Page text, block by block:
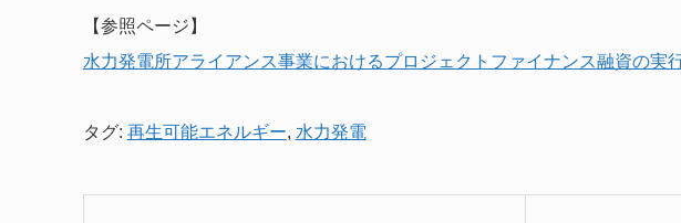
【参照ページ】
水力発電所アライアンス事業におけるプロジェクトファイナンス融資の実
タグ: 再生可能エネルギー, 水力発電